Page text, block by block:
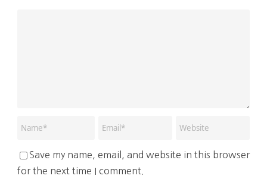
Save my name, email, and website in this browser
for the next time I comment.